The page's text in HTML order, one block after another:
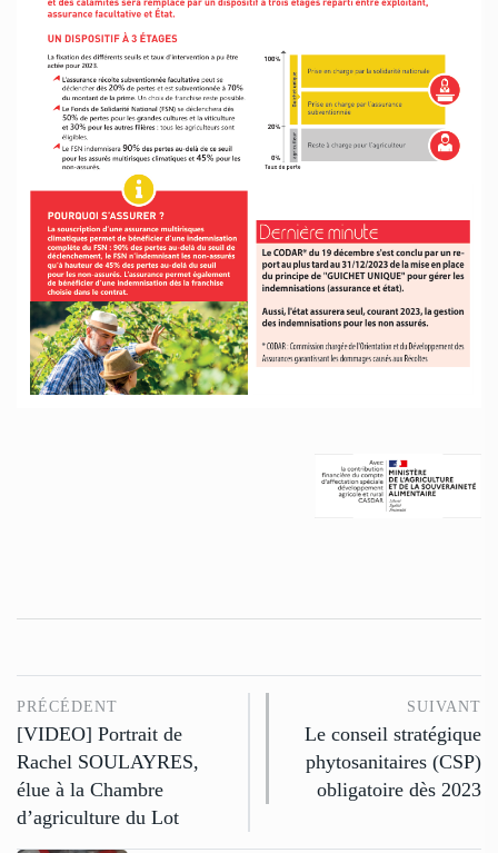
PRÉCÉDENT
[VIDEO] Portrait de
Rachel SOULAYRES,
élue à la Chambre
d’agriculture du Lot
SUIVANT
Le conseil stratégique
phytosanitaires (CSP)
obligatoire dès 2023